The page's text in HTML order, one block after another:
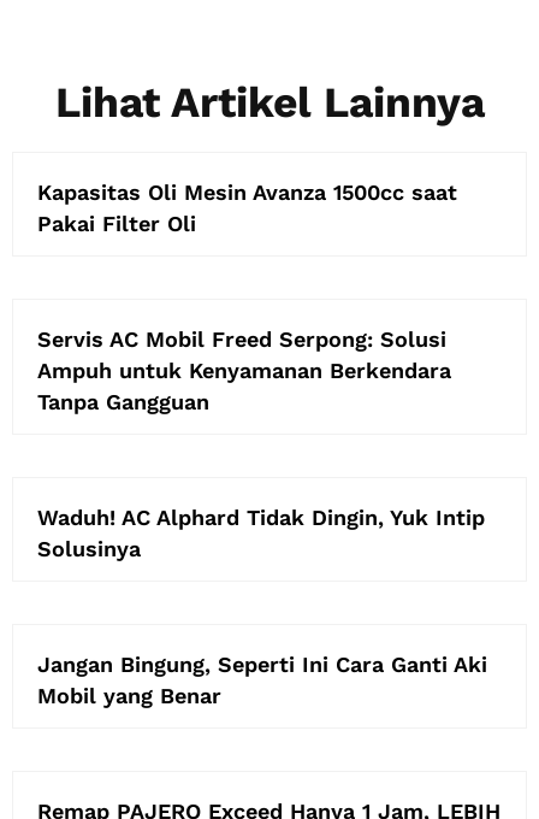
Lihat Artikel Lainnya
Kapasitas Oli Mesin Avanza 1500cc saat
Pakai Filter Oli
Servis AC Mobil Freed Serpong: Solusi
Ampuh untuk Kenyamanan Berkendara
Tanpa Gangguan
Waduh! AC Alphard Tidak Dingin, Yuk Intip
Solusinya
Jangan Bingung, Seperti Ini Cara Ganti Aki
Mobil yang Benar
Remap PAJERO Exceed Hanya 1 Jam, LEBIH